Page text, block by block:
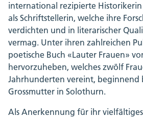
international rezipierte
als Schriftstellerin, welche ihre
verdichten und in literarischer
vermag. Unter ihren zahlreichen
poetische Buch «Lauter Frauen»
hervorzuheben, welches zwölf
Jahrhunderten vereint, beginnend
Grossmutter in Solothurn.
Als Anerkennung für ihr vielfältiges